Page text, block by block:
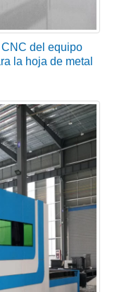
del equipo
la hoja de metal